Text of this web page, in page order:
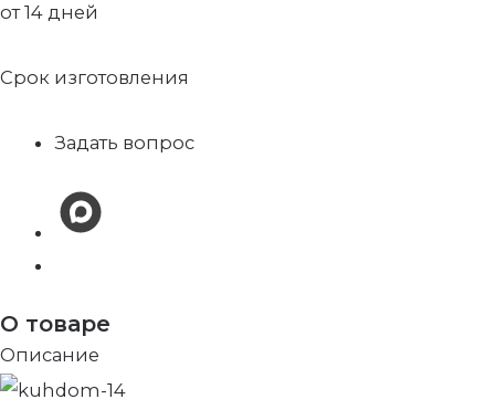
от 14 дней
Срок изготовления
Задать вопрос
О товаре
Описание